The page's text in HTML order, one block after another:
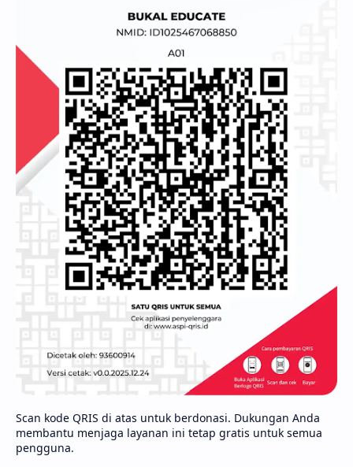
Scan kode QRIS di atas untuk berdonasi. Dukungan Anda
membantu menjaga layanan ini tetap gratis untuk semua
pengguna.